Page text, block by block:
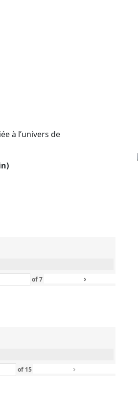
à l’univers de
of7 ›
of 15 ›